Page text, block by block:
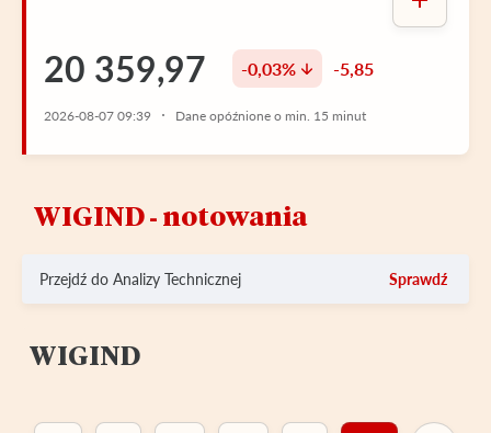
20 359,97 -0,03% -5,85
2026-08-07 09:39 Dane opóźnione o min. 15 minut
WIGIND ‑ notowania
Przejdź do Analizy Technicznej Sprawdź
WIGIND